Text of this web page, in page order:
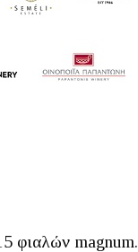
φιαλών magnum.